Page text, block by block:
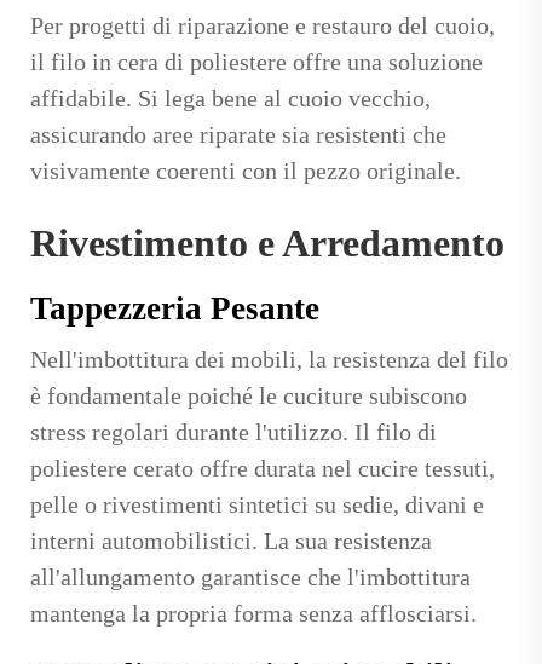
Per progetti di riparazione e restauro del cuoio,
il filo in cera di poliestere offre una soluzione
affidabile. Si lega bene al cuoio vecchio,
assicurando aree riparate sia resistenti che
visivamente coerenti con il pezzo originale.
Rivestimento e Arredamento
Tappezzeria Pesante
Nell'imbottitura dei mobili, la resistenza del filo
è fondamentale poiché le cuciture subiscono
stress regolari durante l'utilizzo. Il filo di
poliestere cerato offre durata nel cucire tessuti,
pelle o rivestimenti sintetici su sedie, divani e
interni automobilistici. La sua resistenza
all'allungamento garantisce che l'imbottitura
mantenga la propria forma senza afflosciarsi.